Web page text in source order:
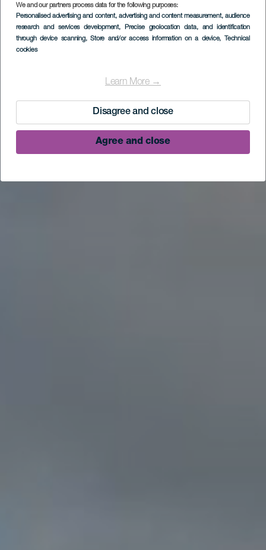
We and our partners process data for the following purposes:
Personalised advertising and content, advertising and content measurement, audience
research and services development, Precise geolocation data, and identification
through device scanning, Store and/or access information on a device, Technical
cookies
Learn More →
Disagree and close
Agree and close